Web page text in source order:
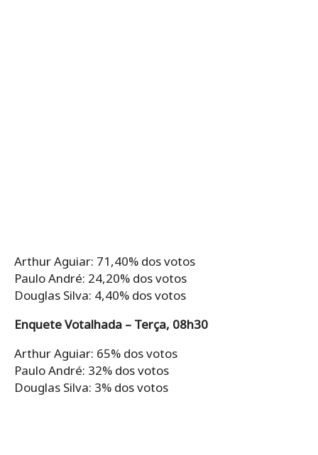
Arthur Aguiar: 71,40% dos votos
Paulo André: 24,20% dos votos
Douglas Silva: 4,40% dos votos
Enquete Votalhada – Terça, 08h30
Arthur Aguiar: 65% dos votos
Paulo André: 32% dos votos
Douglas Silva: 3% dos votos